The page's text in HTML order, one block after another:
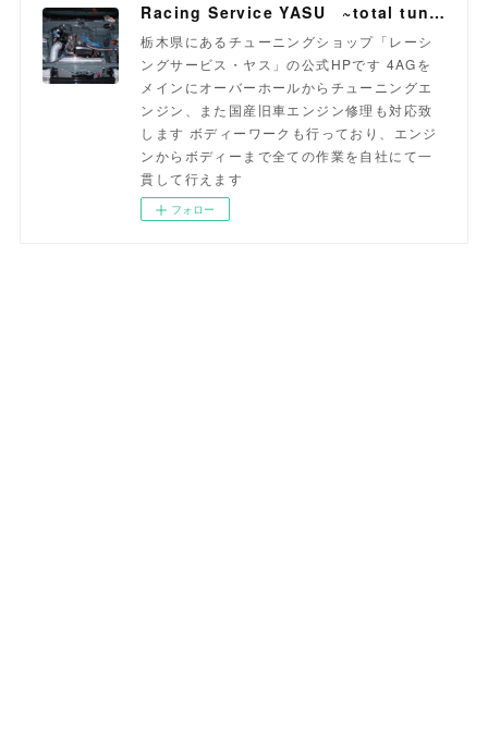
Racing Service YASU ~total tuning proshop~
栃木県にあるチューニングショップ「レーシ
ングサービス・ヤス」の公式HPです 4AGを
メインにオーバーホールからチューニングエ
ンジン、また国産旧車エンジン修理も対応致
します ボディーワークも行っており、エンジ
ンからボディーまで全ての作業を自社にて一
貫して行えます
フォロー